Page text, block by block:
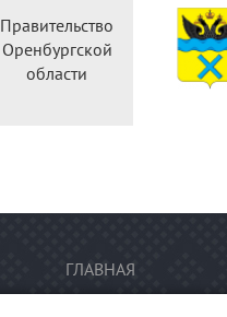
Правительство
Оренбургской
области
ГЛАВНАЯ